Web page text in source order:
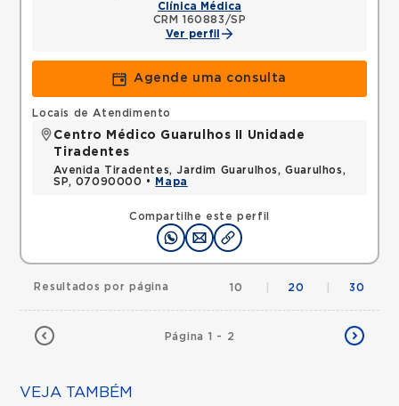
Clínica Médica
CRM 160883/SP
Ver perfil
Agende uma consulta
Compartilhe este perfil
Locais de Atendimento
Centro Médico Guarulhos II Unidade
Tiradentes
Avenida Tiradentes, Jardim Guarulhos, Guarulhos,
SP, 07090000 •
Mapa
Página 1 - 2
Resultados por página 10 20 30
VEJA TAMBÉM